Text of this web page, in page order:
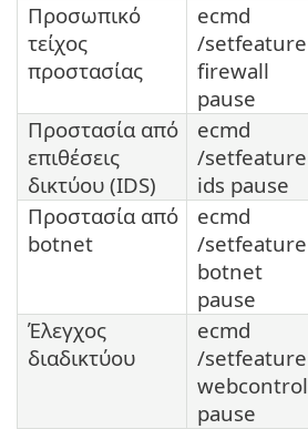
Προσωπικό
τείχος
προστασίας
ecmd
/setfeature
firewall
pause
Προστασία από
επιθέσεις
δικτύου (IDS)
ecmd
/setfeature
ids pause
Προστασία από
botnet
ecmd
/setfeature
botnet
pause
Έλεγχος
διαδικτύου
ecmd
/setfeature
webcontrol
pause